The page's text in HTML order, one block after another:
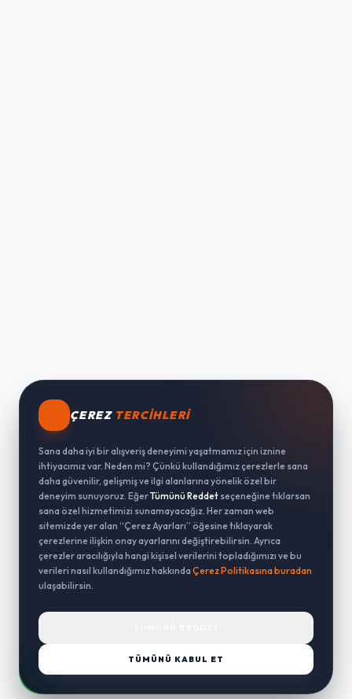
ÇEREZ TERCIHLERI
Sana daha iyi bir alışveriş deneyimi yaşatmamız için iznine
ihtiyacımız var. Neden mi? Çünkü kullandığımız çerezlerle sana
daha güvenilir, gelişmiş ve ilgi alanlarına yönelik özel bir
deneyim sunuyoruz. EğerTümünü Reddet seçeneğine tıklarsan
sana özel hizmetimizi sunamayacağız. Her zaman web
sitemizde yer alan “Çerez Ayarları” öğesine tıklayarak
çerezlerine ilişkin onay ayarlarını değiştirebilirsin. Ayrıca
çerezler aracılığıyla hangi kişisel verilerini topladığımızı ve bu
verileri nasıl kullandığımız hakkında Çerez Politikasına buradan
ulaşabilirsin.
TÜMÜNÜ KABUL ET